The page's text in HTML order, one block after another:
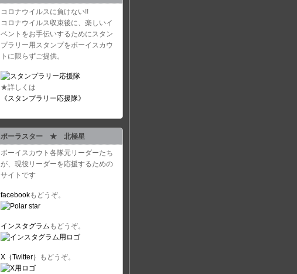
コロナウイルスに負けない!!
コロナウイルス収束後に、楽しいイ
ベントをお手伝いするためにスタン
プラリー用スタンプをボーイスカウ
トに限らずご提供。
★詳しくは
《スタンプラリー応援隊》
ポーラスター ★ 北極星
ボーイスカウト各隊元リーダーたち
が、現役リーダーを応援するための
サイトです
facebookもどうぞ。
インスタグラム もどうぞ。
X（Twitter） もどうぞ。